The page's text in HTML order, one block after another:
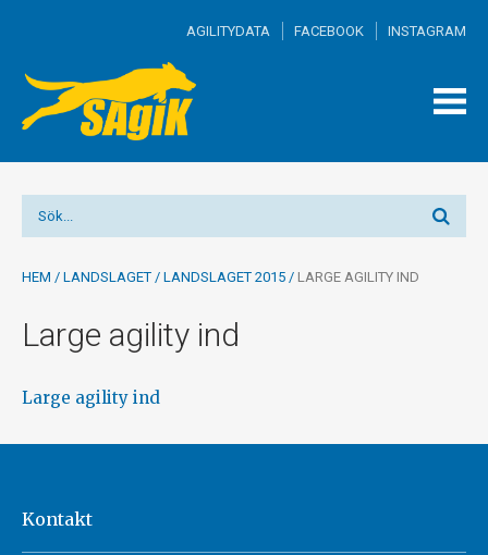
AGILITYDATA FACEBOOK INSTAGRAM
HEM / LANDSLAGET / LANDSLAGET 2015 / LARGE AGILITY IND
Large agility ind
Large agility ind
Kontakt